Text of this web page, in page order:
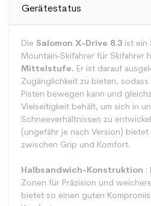
Gerätestatus
Die Salomon X-Drive 8.3 ist ein
Mountain-Skifahrer für Skifahrer
Mittelstufe. Er ist darauf
Zugänglichkeit zu bieten,
Pisten bewegen kann und
Vielseitigkeit behält, um sich in
Schneeverhältnissen zu
(ungefähr je nach Version)
zwischen Grip und Komfort.
Halbsandwich-Konstruktion :
Zonen für Präzision und
bietet so einen guten